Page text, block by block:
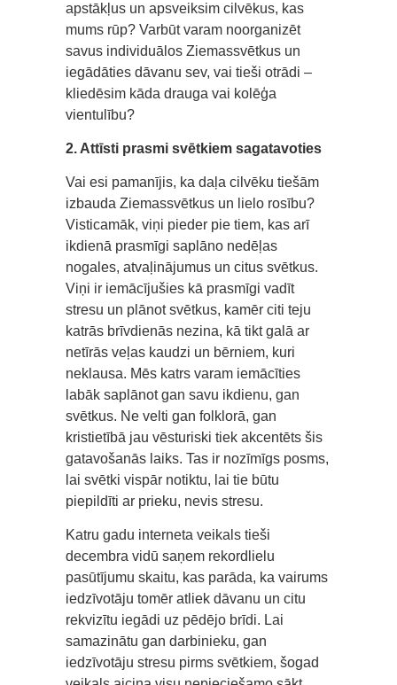
apstākļus un apsveiksim cilvēkus, kas
mums rūp? Varbūt varam noorganizēt
savus individuālos Ziemassvētkus un
iegādāties dāvanu sev, vai tieši otrādi –
kliedēsim kāda drauga vai kolēģa
vientulību?
2. Attīsti prasmi svētkiem sagatavoties
Vai esi pamanījis, ka daļa cilvēku tiešām
izbauda Ziemassvētkus un lielo rosību?
Visticamāk, viņi pieder pie tiem, kas arī
ikdienā prasmīgi saplāno nedēļas
nogales, atvaļinājumus un citus svētkus.
Viņi ir iemācījušies kā prasmīgi vadīt
stresu un plānot svētkus, kamēr citi teju
katrās brīvdienās nezina, kā tikt galā ar
netīrās veļas kaudzi un bērniem, kuri
neklausa. Mēs katrs varam iemācīties
labāk saplānot gan savu ikdienu, gan
svētkus. Ne velti gan folklorā, gan
kristietībā jau vēsturiski tiek akcentēts šis
gatavošanās laiks. Tas ir nozīmīgs posms,
lai svētki vispār notiktu, lai tie būtu
piepildīti ar prieku, nevis stresu.
Katru gadu interneta veikals tieši
decembra vidū saņem rekordlielu
pasūtījumu skaitu, kas parāda, ka vairums
iedzīvotāju tomēr atliek dāvanu un citu
rekvizītu iegādi uz pēdējo brīdi. Lai
samazinātu gan darbinieku, gan
iedzīvotāju stresu pirms svētkiem, šogad